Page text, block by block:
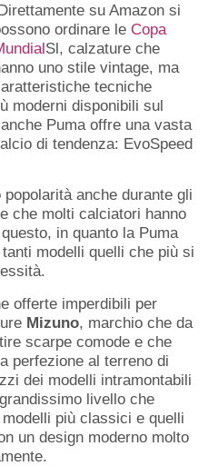
su Amazon si
ordinare le Copa
Sl, calzature che
uno stile vintage, ma
tecniche
moderni disponibili sul
Puma offre una vasta
di tendenza: EvoSpeed
anche durante gli
che molti calciatori hanno
in quanto la Puma
modelli quelli che più si
offerte imperdibili per
Mizuno, marchio che da
scarpe comode e che
perfezione al terreno di
dei modelli intramontabili
livello che
più classici e quelli
un design moderno molto